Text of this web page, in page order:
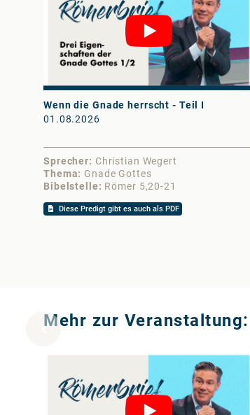
Wenn die Gnade herrscht - Teil I
01.08.2026
Sprecher
Christian Wegert
Thema
Gnade Gottes
Bibelstelle
Römer 5,20-21
Diese Predigt gibt es auch als PDF
Mehr zur